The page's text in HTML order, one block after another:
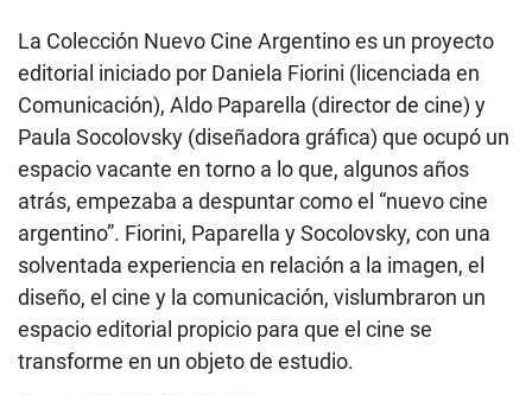
La Colección Nuevo Cine Argentino es un proyecto
editorial iniciado por Daniela Fiorini (licenciada en
Comunicación), Aldo Paparella (director de cine) y
Paula Socolovsky (diseñadora gráfica) que ocupó un
espacio vacante en torno a lo que, algunos años
atrás, empezaba a despuntar como el “nuevo cine
argentino”. Fiorini, Paparella y Socolovsky, con una
solventada experiencia en relación a la imagen, el
diseño, el cine y la comunicación, vislumbraron un
espacio editorial propicio para que el cine se
transforme en un objeto de estudio.